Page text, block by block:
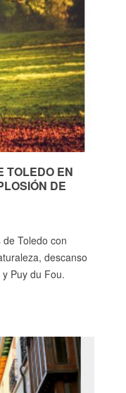
TOLEDO EN
DE
Toledo con
descanso
Puy du Fou.